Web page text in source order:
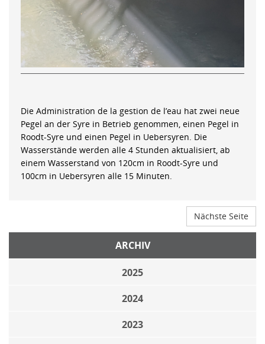
Die Administration de la gestion de l’eau hat zwei neue
Pegel an der Syre in Betrieb genommen, einen Pegel in
Roodt-Syre und einen Pegel in Uebersyren. Die
Wasserstände werden alle 4 Stunden aktualisiert, ab
einem Wasserstand von 120cm in Roodt-Syre und
100cm in Uebersyren alle 15 Minuten.
Nächste Seite
ARCHIV
2025
2024
2023